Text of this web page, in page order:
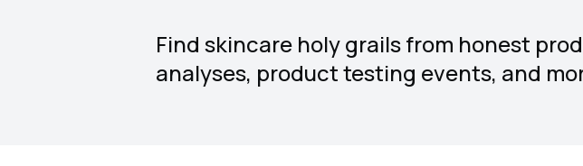
Find skincare holy grails from honest
analyses, product testing events, and